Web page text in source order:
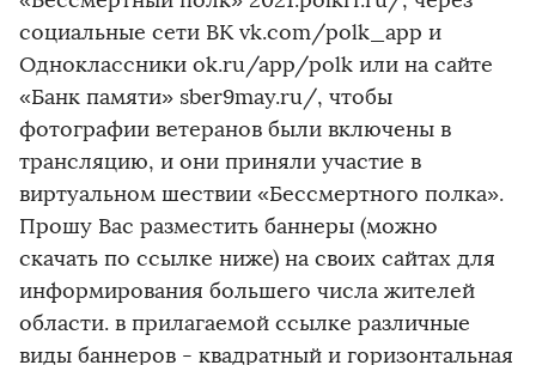
социальные сети ВК vk.com/polk_app и
Одноклассники ok.ru/app/polk или на сайте
«Банк памяти» sber9may.ru/, чтобы
фотографии ветеранов были включены в
трансляцию, и они приняли участие в
виртуальном шествии «Бессмертного полка».
Прошу Вас разместить баннеры (можно
скачать по ссылке ниже) на своих сайтах для
информирования большего числа жителей
области. в прилагаемой ссылке различные
виды баннеров - квадратный и горизонтальная